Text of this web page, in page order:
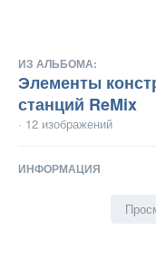
ИЗ АЛЬБОМА:
Элементы
станций ReMix
· 12 изображений
ИНФОРМАЦИЯ